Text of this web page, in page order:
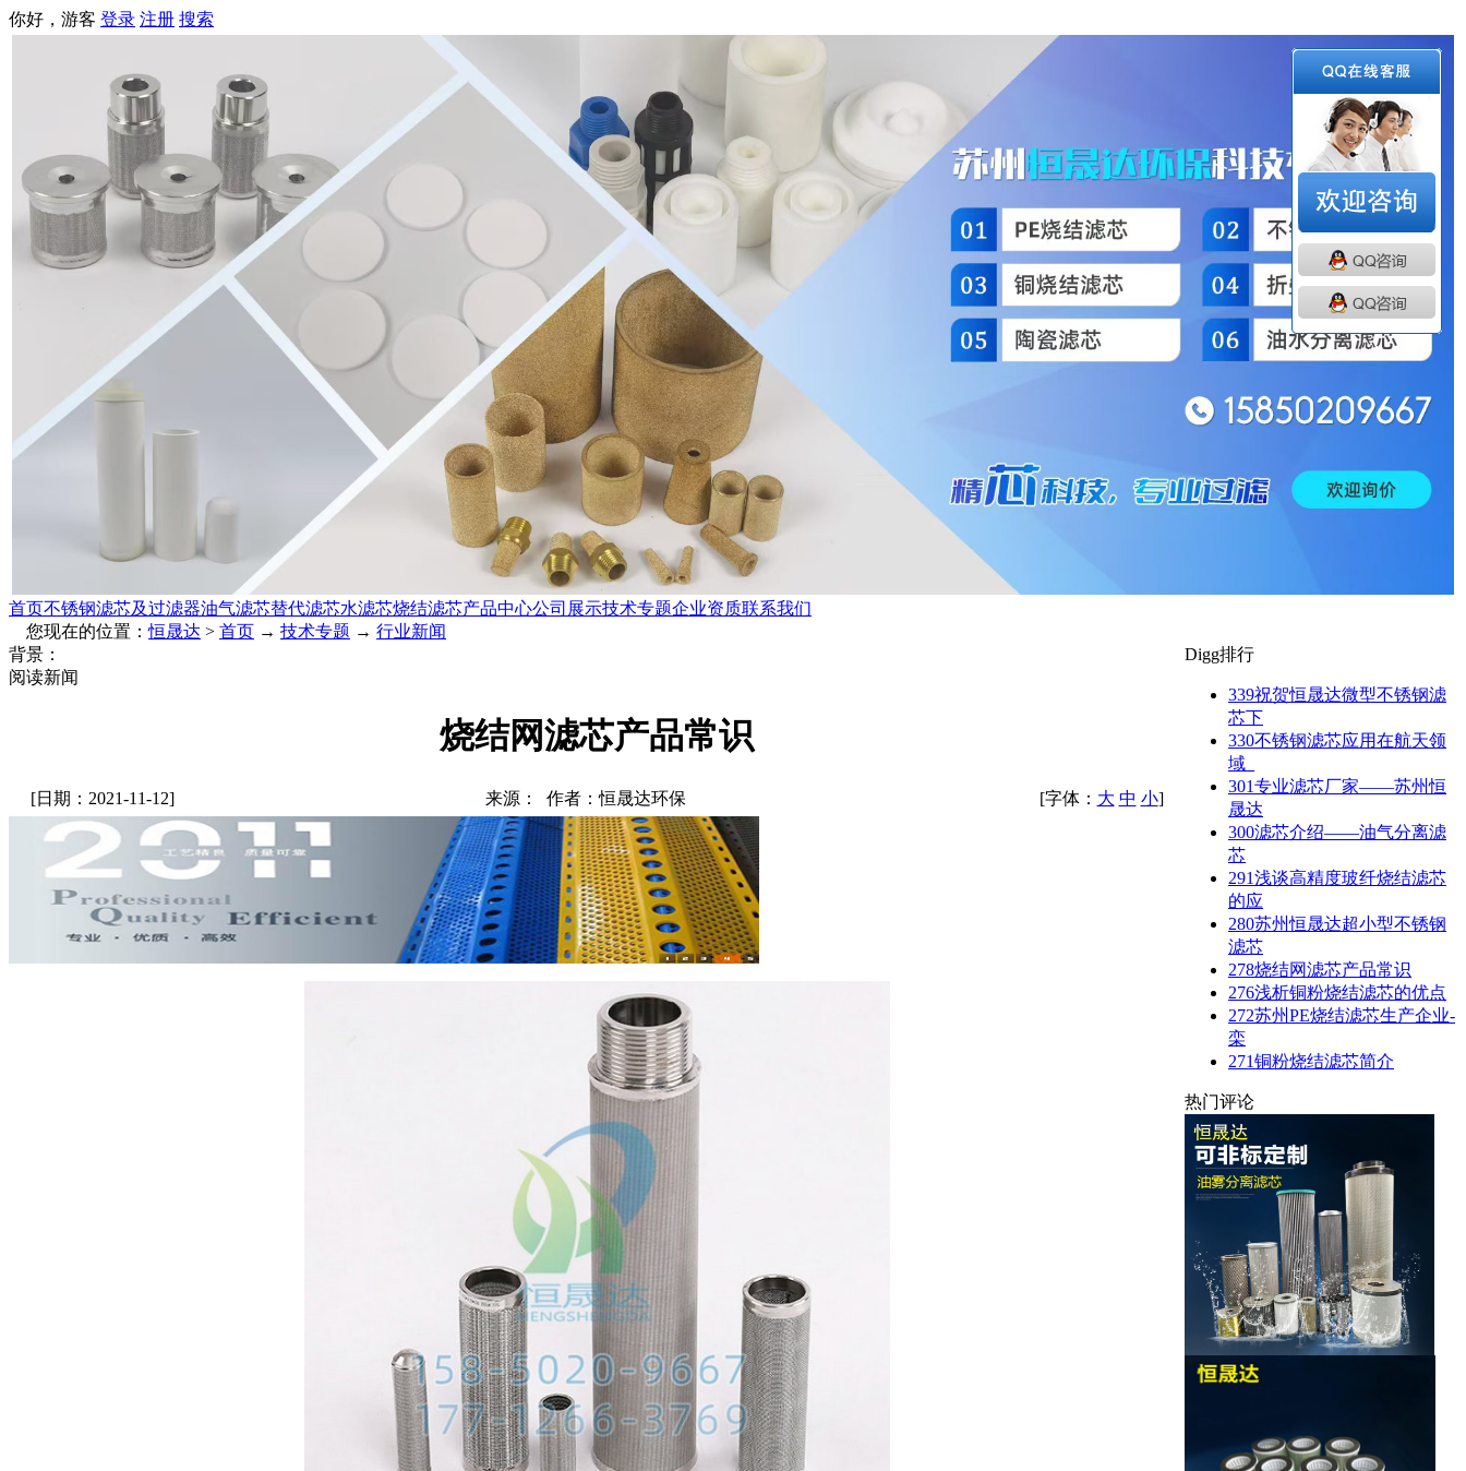
你好，游客 登录 注册 搜索
首页不锈钢滤芯及过滤器油气滤芯替代滤芯水滤芯烧结滤芯产品中心公司展示技术专题企业资质联系我们
您现在的位置：恒晟达 > 首页 → 技术专题 → 行业新闻
背景：
阅读新闻
烧结网滤芯产品常识
[日期：2021-11-12] 来源： 作者：恒晟达环保 [字体： 大 中 小]
Digg排行
339祝贺恒晟达微型不锈钢滤
芯下
330不锈钢滤芯应用在航天领
域_
301专业滤芯厂家——苏州恒
晟达
300滤芯介绍——油气分离滤
芯
291浅谈高精度玻纤烧结滤芯
的应
280苏州恒晟达超小型不锈钢
滤芯
278烧结网滤芯产品常识
276浅析铜粉烧结滤芯的优点
272苏州PE烧结滤芯生产企业-
栾
271铜粉烧结滤芯简介
热门评论